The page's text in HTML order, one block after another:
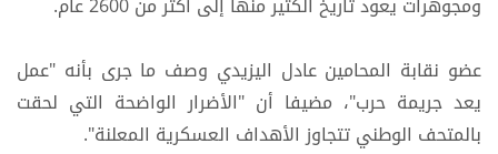
عضو نقابة المحامين عادل اليزيدي وصف ما جرى بأنه "عمل
يعد ​جريمة حرب​"، مضيفا أن "الأضرار الواضحة التي لحقت
بالمتحف الوطني تتجاوز الأهداف العسكرية المعلنة".